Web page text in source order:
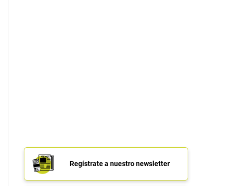
Regístrate a nuestro newsletter